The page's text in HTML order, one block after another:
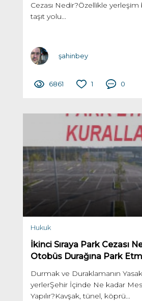
Cezası Nedir?Özellikle yerleşim
taşıt yolu...
şahinbey
6861 1 0
Hukuk
İkinci Sıraya Park Cezası
Otobüs Durağına Park
Durmak ve Duraklamanın
yerlerŞehir İçinde Ne kadar
Yapılır?Kavşak, tünel, köprü...